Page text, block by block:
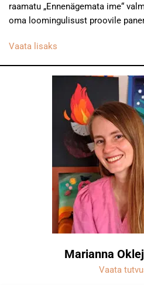
raamatu „Ennenägemata ime“
oma loomingulisust proovile
Vaata lisaks
Marianna
Vaata